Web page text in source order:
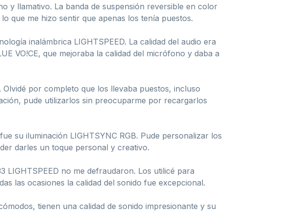
y llamativo. La banda de suspensión reversible en color
que me hizo sentir que apenas los tenía puestos.
inalámbrica LIGHTSPEED. La calidad del audio era
VO!CE, que mejoraba la calidad del micrófono y daba a
por completo que los llevaba puestos, incluso
pude utilizarlos sin preocuparme por recargarlos
su iluminación LIGHTSYNC RGB. Pude personalizar los
darles un toque personal y creativo.
LIGHTSPEED no me defraudaron. Los utilicé para
las ocasiones la calidad del sonido fue excepcional.
tienen una calidad de sonido impresionante y su